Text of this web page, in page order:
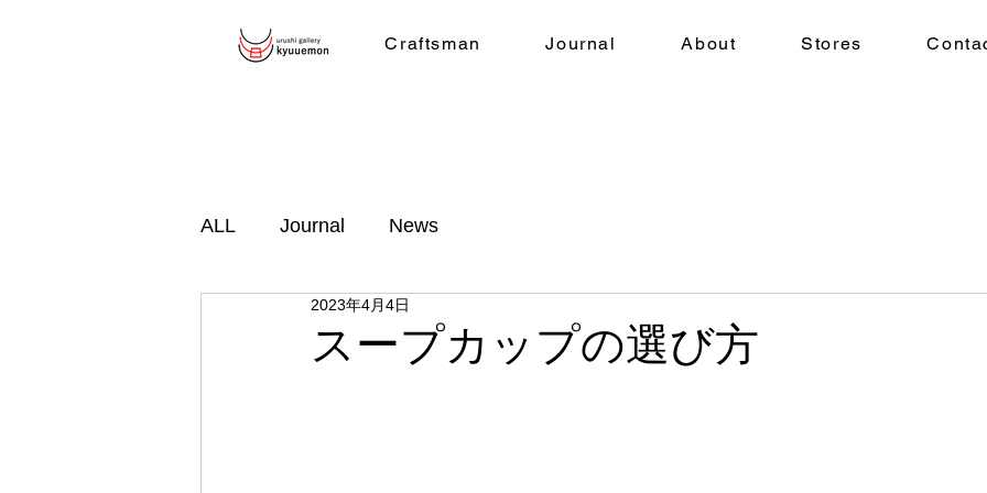
Craftsman Journal About Stores
ALL Journal News
スープカップの選び方
2023年4月4日